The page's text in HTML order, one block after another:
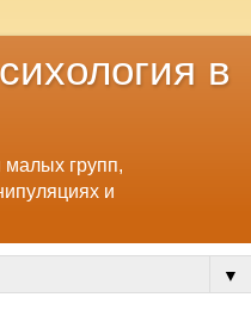
в
малых групп,
и
▼